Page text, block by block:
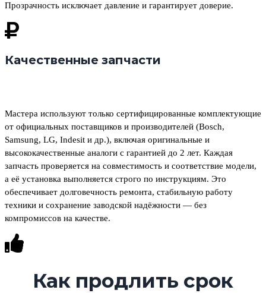
Прозрачность исключает давление и гарантирует доверие.
Качественные запчасти
Мастера используют только сертифицированные комплектующие
от официальных поставщиков и производителей (Bosch,
Samsung, LG, Indesit и др.), включая оригинальные и
высококачественные аналоги с гарантией до 2 лет. Каждая
запчасть проверяется на совместимость и соответствие модели,
а её установка выполняется строго по инструкциям. Это
обеспечивает долговечность ремонта, стабильную работу
техники и сохранение заводской надёжности — без
компромиссов на качестве.
Как продлить срок